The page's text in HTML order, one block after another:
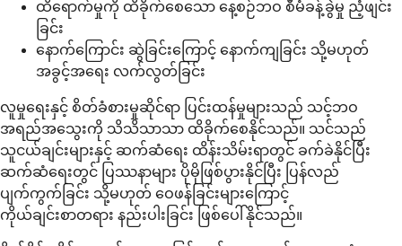
ထိရောက်မှုကို ထိခိုက်စေသော နေ့စဉ်ဘဝ စီမံခန့်ခွဲမှု ညံ့ဖျင်း
ခြင်း
နောက်ကြောင်း ဆွဲခြင်းကြောင့် နောက်ကျခြင်း သို့မဟုတ်
အခွင့်အရေး လက်လွတ်ခြင်း
လူမှုရေးနှင့် စိတ်ခံစားမှုဆိုင်ရာ ပြင်းထန်မှုများသည် သင့်ဘဝ
အရည်အသွေးကို သိသိသာသာ ထိခိုက်စေနိုင်သည်။ သင်သည်
သူငယ်ချင်းများနှင့် ဆက်ဆံရေး ထိန်းသိမ်းရာတွင် ခက်ခဲနိုင်ပြီး
ဆက်ဆံရေးတွင် ပြဿနာများ ပိုမိုဖြစ်ပွားနိုင်ပြီး ပြန်လည်
ပျက်ကွက်ခြင်း သို့မဟုတ် ဝေဖန်ခြင်းများကြောင့်
ကိုယ်ချင်းစာတရား နည်းပါးခြင်း ဖြစ်ပေါ်နိုင်သည်။